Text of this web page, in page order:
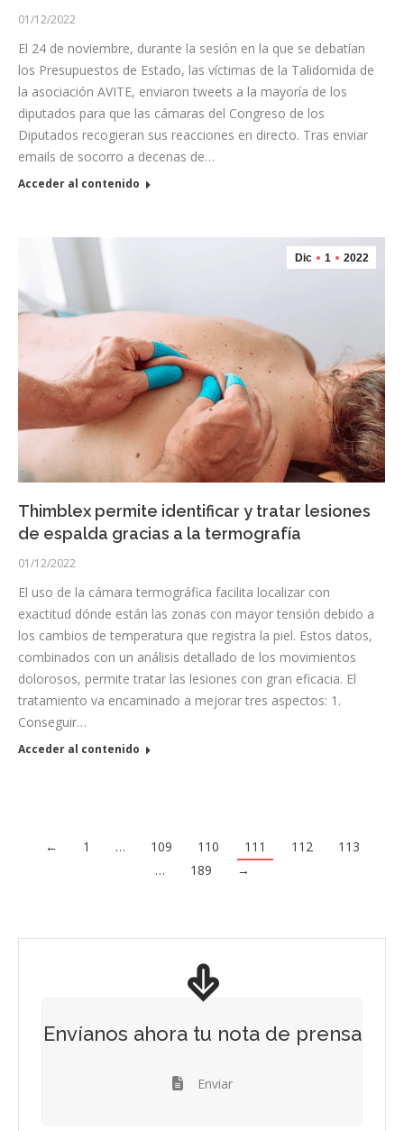
01/12/2022
El 24 de noviembre, durante la sesión en la que se debatían
los Presupuestos de Estado, las víctimas de la Talidomida de
la asociación AVITE, enviaron tweets a la mayoría de los
diputados para que las cámaras del Congreso de los
Diputados recogieran sus reacciones en directo. Tras enviar
emails de socorro a decenas de…
Acceder al contenido
Dic 1 2022
Thimblex permite identificar y tratar lesiones
de espalda gracias a la termografía
01/12/2022
El uso de la cámara termográfica facilita localizar con
exactitud dónde están las zonas con mayor tensión debido a
los cambios de temperatura que registra la piel. Estos datos,
combinados con un análisis detallado de los movimientos
dolorosos, permite tratar las lesiones con gran eficacia. El
tratamiento va encaminado a mejorar tres aspectos: 1.
Conseguir…
Acceder al contenido
← 1 … 109 110 111 112
113
…
189 →
Envíanos ahora tu nota de prensa
Enviar